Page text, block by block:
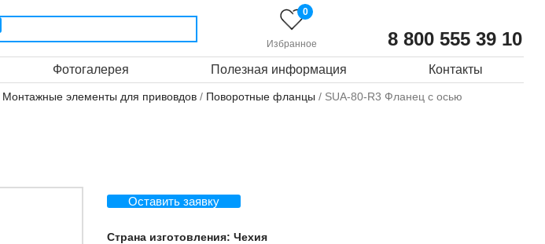
Избранное
0
8 800 555 39 10
Фотогалерея Полезная информация Контакты
Монтажные элементы для привовдов/ Поворотные фланцы / SUA-80-R3 Фланец с осью
Оставить заявку
Страна изготовления: Чехия